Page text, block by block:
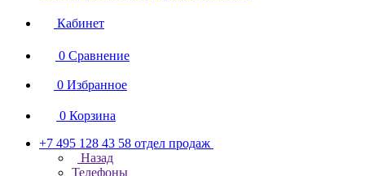
Кабинет
0 Сравнение
0 Избранное
0 Корзина
+7 495 128 43 58 отдел продаж
Назад
Телефоны